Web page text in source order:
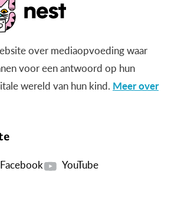
over mediaopvoeding waar
voor een antwoord op hun
wereld van hun kind. Meer over
Facebook
YouTube